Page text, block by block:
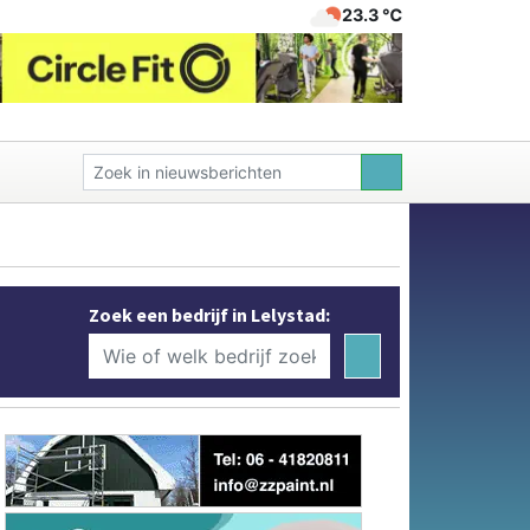
23.3 ℃
Zoek een bedrijf in Lelystad: